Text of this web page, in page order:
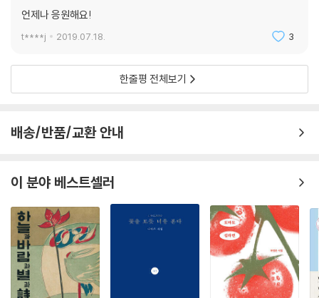
언제나 응원해요!
t****j 2019.07.18. 3
한줄평 전체보기
배송/반품/교환 안내
이 분야 베스트셀러